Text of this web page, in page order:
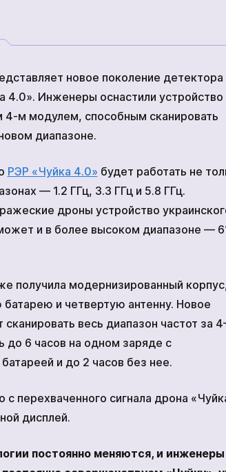
Кодифицированные устройства
новое поколение детектора
4.0». Инженеры оснастили устройство
4-м модулем, способным сканировать
диапазоне.
РЭР «Чуйка 4.0» будет работать не
— 1.2 ГГц, 3.3 ГГц и 5.8 ГГц.
дроны устройство
и в более высоком диапазоне —
получила модернизированный
и четвертую антенну. Новое
сканировать весь диапазон частот за
до 6 часов на одном заряде с
и до 2 часов без нее.
с перехваченного сигнала дрона
дисплей.
постоянно меняются, и